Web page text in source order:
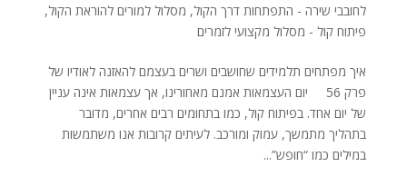
לחובבי שירה - התפתחות דרך הקול, מסלול למורים להוראת הקול,
פיתוח קול - מסלול מקצועי לזמרים
איך מפתחים תלמידים שחושבים ושרים בעצמם להאזנה לאודיו של
פרק 56 יום העצמאות אמנם מאחורינו, אך עצמאות אינה עניין
של יום אחד. בפיתוח קול, כמו בתחומים רבים אחרים, מדובר
בתהליך מתמשך, עמוק ומורכב. לעיתים קרובות אנו משתמשות
במילים כמו “חופש”...